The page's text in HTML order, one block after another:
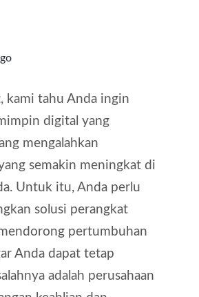
kami tahu Anda ingin
digital yang
mengalahkan
semakin meningkat di
Untuk itu, Anda perlu
solusi perangkat
pertumbuhan
Anda dapat tetap
adalah perusahaan